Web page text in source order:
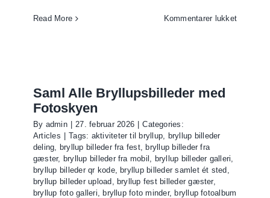
Read More Kommentarer lukkettil
Saml Alle Bryllupsbilleder med
Fotoskyen
By admin 27. februar 2026
Categories:
Articles
Tags: aktiviteter til bryllup, bryllup billeder
deling, bryllup billeder fra fest, bryllup billeder fra
gæster, bryllup billeder fra mobil , bryllup billeder galleri,
bryllup billeder qr kode, bryllup billeder samlet ét sted ,
bryllup billeder upload , bryllup fest billeder gæster,
bryllup foto galleri, bryllup foto minder, bryllup fotoalbum